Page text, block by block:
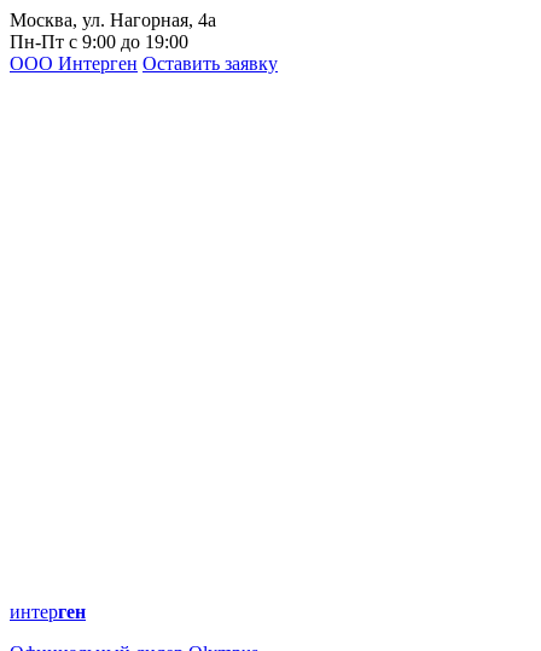
Москва, ул. Нагорная, 4а
Пн-Пт с 9:00 до 19:00
ООО Интерген Оставить заявку
интерген